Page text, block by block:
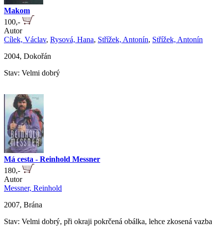
Makom
100,-
Autor
Cílek, Václav, Rysová, Hana, Střížek, Antonín, Střížek, Antonín
2004, Dokořán
Stav: Velmi dobrý
Má cesta - Reinhold Messner
180,-
Autor
Messner, Reinhold
2007, Brána
Stav: Velmi dobrý, při okraji pokrčená obálka, lehce zkosená vazba